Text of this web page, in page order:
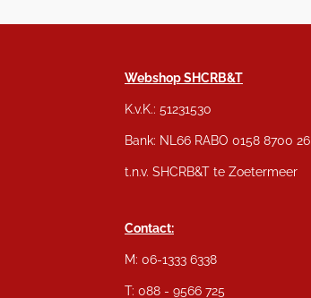
Webshop SHCRB&T
K.v.K.: 51231530
Bank: NL66 RABO 0158 8700 26
t.n.v. SHCRB&T te Zoetermeer
Contact:
M: 06-1333 6338
T: 088 - 9566 725